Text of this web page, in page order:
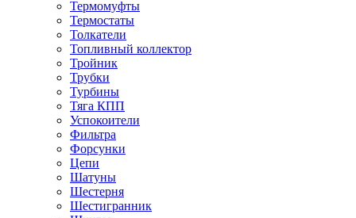
Термомуфты
Термостаты
Толкатели
Топливный коллектор
Тройник
Трубки
Турбины
Тяга КПП
Успокоители
Фильтра
Форсунки
Цепи
Шатуны
Шестерня
Шестигранник